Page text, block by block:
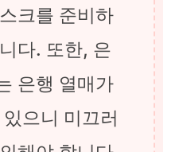
크를 준비하
다. 또한, 은
은행 열매가
으니 미끄러